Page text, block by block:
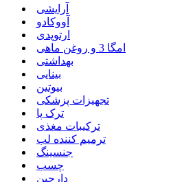
آرایشی
آووکادو
ارتوپدی
امگا 3 و روغن ماهی
بهداشتی
بینایی
بیوتین
تجهیزات پزشکی
ترک پا
ترکیبات مغذی
ترمیم کننده لب
جنسینگ
چسب
دارچین